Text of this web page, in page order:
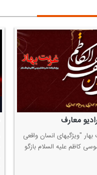
معارف
بهار "ویژگیهای انسان واقعی
كاظم علیه السلام بازگو